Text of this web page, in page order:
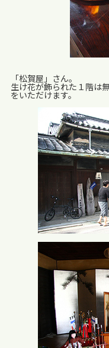
「松賀屋」さん。
生け花が飾られた１階は
をいただけます。